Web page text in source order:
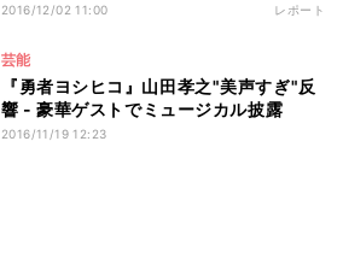
2016/12/02 11:00 レポート
芸能
『勇者ヨシヒコ』山田孝之"美声すぎ"反
響 - 豪華ゲストでミュージカル披露
2016/11/19 12:23